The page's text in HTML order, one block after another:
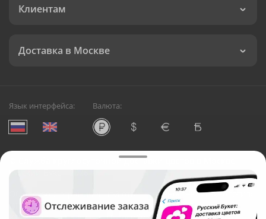
Клиентам
Доставка в Москве
Язык интерфейса: Валюта:
Служба круглосуточной доставки цветов в Москве
Русский Букет, 2026
Общество с ограниченной ответственностью «Технология»
ОГРН: 1195476081745, ИНН: 5410081997